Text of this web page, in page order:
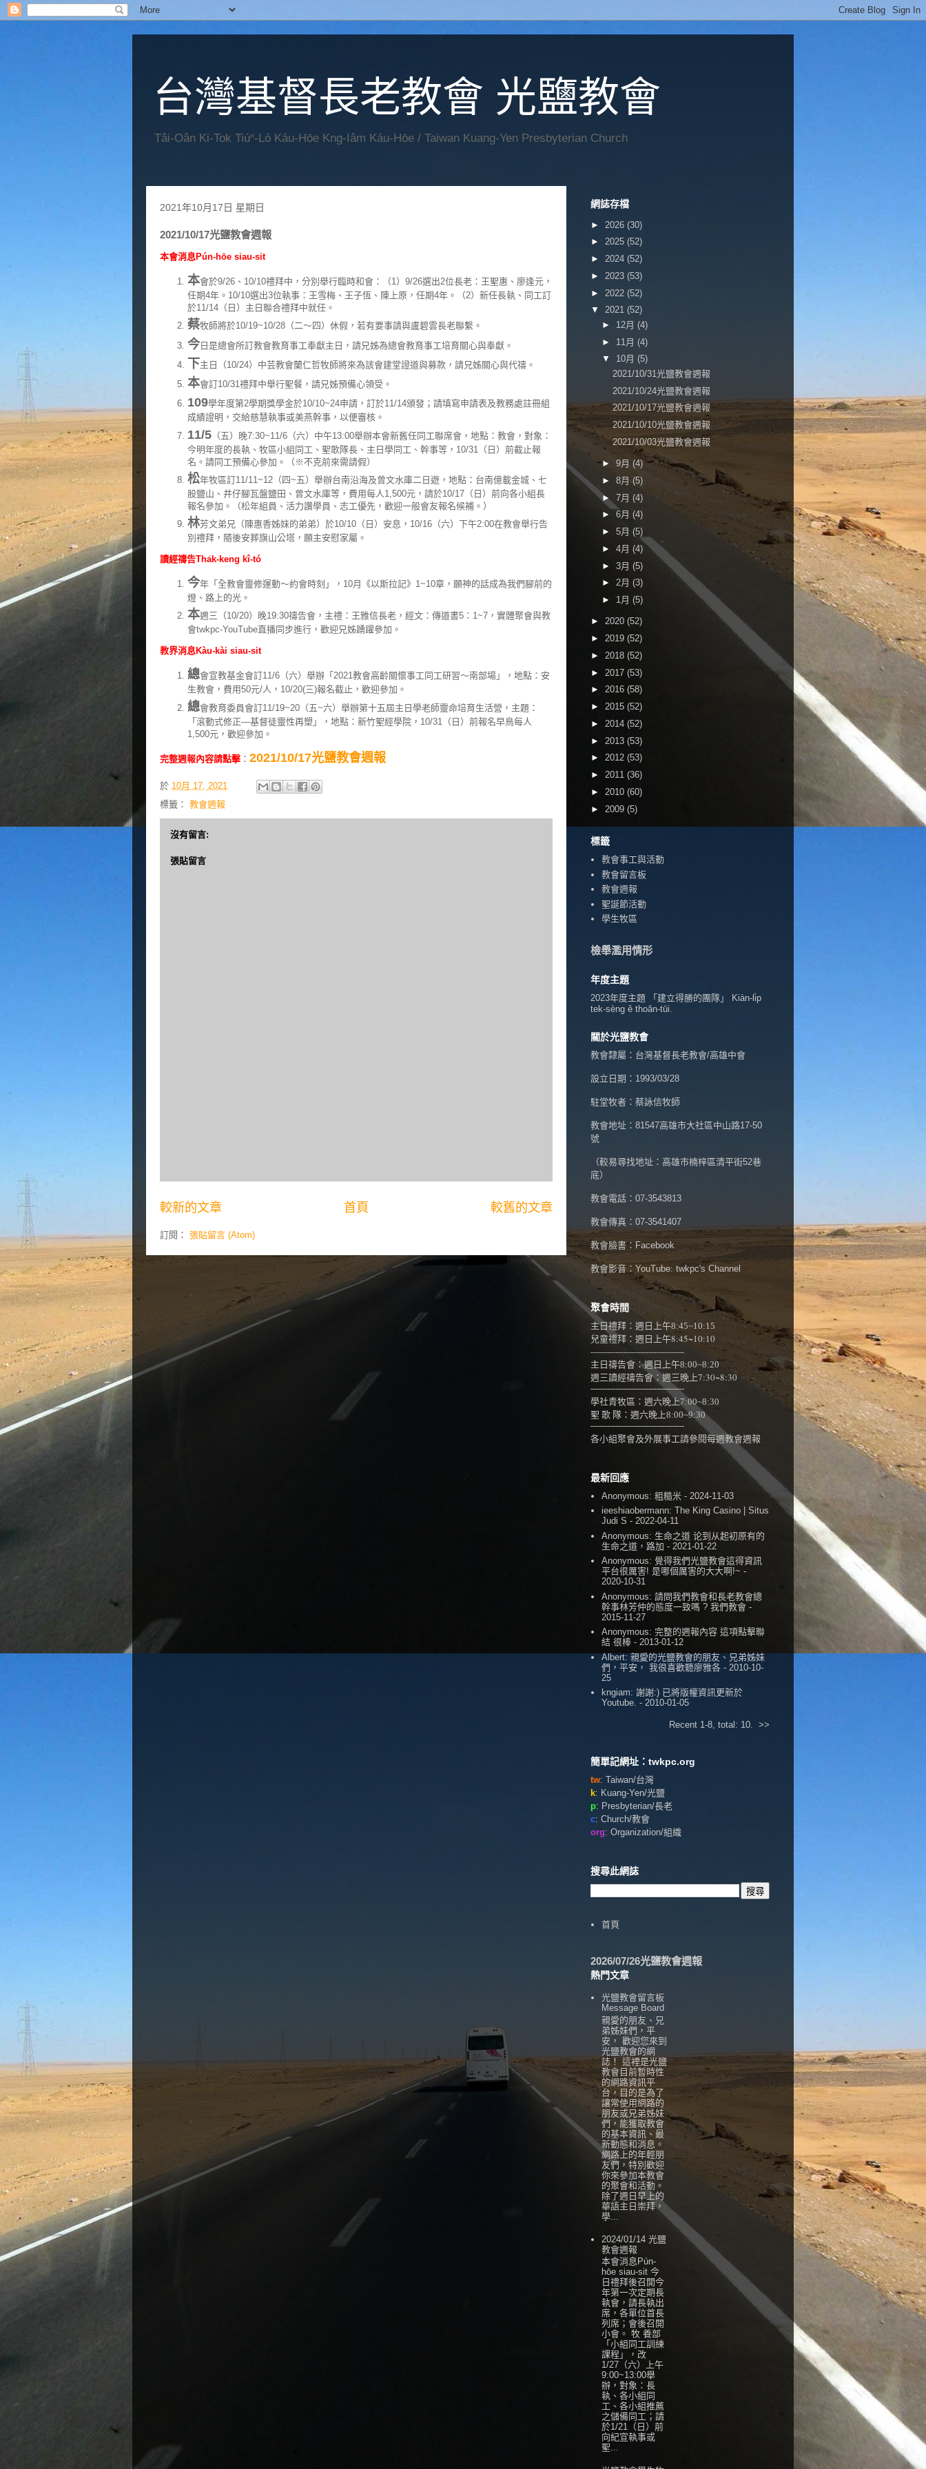
台灣基督長老教會 光鹽教會
Tâi-Oân Ki-Tok Tiúⁿ-Ló Káu-Hōe Kng-Iâm Káu-Hōe / Taiwan Kuang-Yen Presbyterian Church
2021年10月17日 星期日
2021/10/17光鹽教會週報
本會消息Pún-hōe siau-sit
本會於9/26、10/10禮拜中，分別舉行臨時和會：（1）9/26選出2位長老：王聖惠、廖逢元，
任期4年。10/10選出3位執事：王雪梅、王子恆、陳上原，任期4年。（2）新任長執、同工訂
於11/14（日）主日聯合禮拜中就任。
蔡牧師將於10/19~10/28（二～四）休假，若有要事請與盧碧雲長老聯繫。
今日是總會所訂教會教育事工奉獻主日，請兄姊為總會教育事工培育關心與奉獻。
下主日（10/24）中芸教會蘭仁哲牧師將來為該會建堂證道與募款，請兄姊關心與代禱。
本會訂10/31禮拜中舉行聖餐，請兄姊預備心領受。
109學年度第2學期獎學金於10/10~24申請，訂於11/14頒發；請填寫申請表及教務處註冊組
成績證明，交給慈慧執事或美燕幹事，以便審核。
11/5 （五）晚7:30~11/6（六）中午13:00舉辦本會新舊任同工聯席會，地點：教會，對象：
今明年度的長執、牧區小組同工、聖歌隊長、主日學同工、幹事等，10/31（日）前截止報
名。請同工預備心參加。（※不克前來需請假）
松年牧區訂11/11~12（四~五）舉辦台南沿海及曾文水庫二日遊，地點：台南億載金城、七
股鹽山、井仔腳瓦盤鹽田、曾文水庫等，費用每人1,500元，請於10/17（日）前向各小組長
報名參加。（松年組員、活力讚學員、志工優先，歡迎一般會友報名候補。）
林芳文弟兄（陳惠香姊妹的弟弟）於10/10（日）安息，10/16（六）下午2:00在教會舉行告
別禮拜，隨後安葬旗山公塔，願主安慰家屬。
讀經禱告Tha̍k-keng kî-tó
今年「全教會靈修運動～約會時刻」，10月《以斯拉記》1~10章，願神的話成為我們腳前的
燈、路上的光。
本週三（10/20）晚19:30禱告會，主禮：王雅信長老，經文：傳道書5：1~7，實體聚會與教
會twkpc-YouTube直播同步進行，歡迎兄姊踴躍參加。
教界消息Kàu-kài siau-sit
總會宣教基金會訂11/6（六）舉辦「2021教會高齡關懷事工同工研習～南部場」，地點：安
生教會，費用50元/人，10/20(三)報名截止，歡迎參加。
總會教育委員會訂11/19~20（五~六）舉辦第十五屆主日學老師靈命培育生活營，主題：
「滾動式修正—基督徒靈性再塑」，地點：新竹聖經學院，10/31（日）前報名早鳥每人
1,500元，歡迎參加。
完整週報內容請點擊： 2021/10/17光鹽教會週報
於 10月 17, 2021
標籤： 教會週報
沒有留言:
張貼留言
較新的文章 較舊的文章
首頁
訂閱： 張貼留言 (Atom)
網誌存檔
► 2026 (30)
► 2025 (52)
► 2024 (52)
► 2023 (53)
► 2022 (52)
▼ 2021 (52)
► 12月 (4)
► 11月 (4)
▼ 10月 (5)
2021/10/31光鹽教會週報
2021/10/24光鹽教會週報
2021/10/17光鹽教會週報
2021/10/10光鹽教會週報
2021/10/03光鹽教會週報
► 9月 (4)
► 8月 (5)
► 7月 (4)
► 6月 (4)
► 5月 (5)
► 4月 (4)
► 3月 (5)
► 2月 (3)
► 1月 (5)
► 2020 (52)
► 2019 (52)
► 2018 (52)
► 2017 (53)
► 2016 (58)
► 2015 (52)
► 2014 (52)
► 2013 (53)
► 2012 (53)
► 2011 (36)
► 2010 (60)
► 2009 (5)
標籤
教會事工與活動
教會留言板
教會週報
聖誕節活動
學生牧區
檢舉濫用情形
年度主題
2023年度主題 「建立得勝的團隊」 Kiàn-li̍p
tek-sèng ê thoân-tūi.
關於光鹽教會
教會隸屬：台灣基督長老教會/高雄中會
設立日期：1993/03/28
駐堂牧者：蔡詠信牧師
教會地址： 81547高雄市大社區中山路17-50
號
（較易尋找地址：高雄市楠梓區清平街52巷
底）
教會電話：07-3543813
教會傳真：07-3541407
教會臉書： Facebook
教會影音：YouTube: twkpc's Channel
聚會時間
主日禮拜：週日上午8:45~10:15
兒童禮拜：週日上午8:45~10:10
----------------------------------
主日禱告會：週日上午8:00~8:20
週三讀經禱告會：週三晚上7:30~8:30
----------------------------------
學社青牧區：週六晚上7:00~8:30
聖 歌 隊： 週六晚上8:00~9:30
----------------------------------
各小組聚會及外展事工請參閱每週教會週報
最新回應
Anonymous:粗糙米 - 2024-11-03
ieeshiaobermann:The King Casino | Situs
Judi S - 2022-04-11
Anonymous: 生命之道 论到从起初原有的
生命之道，路加 - 2021-01-22
Anonymous: 覺得我們光鹽教會這得資訊
平台很厲害! 是哪個厲害的大大啊!~ -
2020-10-31
Anonymous:請問我們教會和長老教會總
幹事林芳仲的態度一致嗎 ? 我們教會 -
2015-11-27
Anonymous:完整的週報內容 這項點擊聯
結 很棒- 2013-01-12
Albert:親愛的光鹽教會的朋友、兄弟姊妹
們，平安， 我很喜歡聽廖雅各 - 2010-10-
25
kngiam:謝謝:) 已將版權資訊更新於
Youtube. - 2010-01-05
Recent 1-8, total: 10. >>
簡單記網址：twkpc.org
tw: Taiwan/台灣
k: Kuang-Yen/光鹽
p: Presbyterian/長老
c: Church/教會
org: Organization/組織
搜尋此網誌
首頁
2026/07/26光鹽教會週報
熱門文章
光鹽教會留言板
Message Board
親愛的朋友、兄
弟姊妹們，平
安， 歡迎您來到
光鹽教會的網
誌！ 這裡是光鹽
教會目前暫時性
的網路資訊平
台，目的是為了
讓常使用網路的
朋友或兄弟姊妹
們，能獲取教會
的基本資訊、最
新動態和消息。
網路上的年輕朋
友們，特別歡迎
你來參加本教會
的聚會和活動。
除了週日早上的
華語主日崇拜，
學...
2024/01/14 光鹽
教會週報
本會消息Pún-
hōe siau-sit 今
日禮拜後召開今
年第一次定期長
執會，請長執出
席，各單位首長
列席；會後召開
小會。 牧 養部
「小組同工訓練
課程」，改
1/27（六）上午
9:00~13:00舉
辦，對象：長
執、各小組同
工、各小組推薦
之儲備同工；請
於1/21（日）前
向紀宣執事或
聖...